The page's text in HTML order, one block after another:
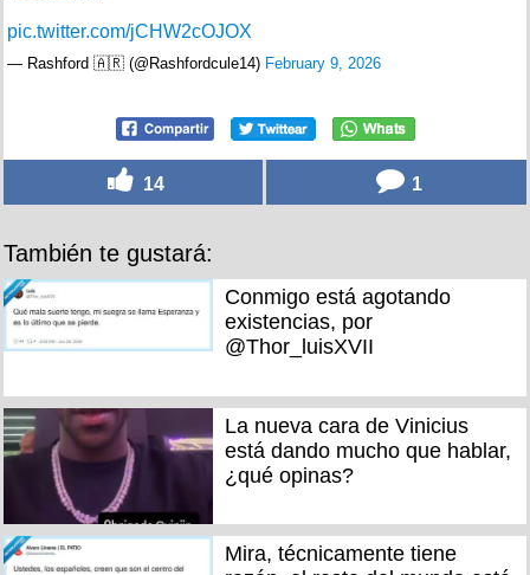
pic.twitter.com/jCHW2cOJOX
— Rashford 🇦🇷 (@Rashfordcule14) February 9, 2026
14 1
También te gustará:
Conmigo está agotando
existencias, por
@Thor_luisXVII
La nueva cara de Vinicius
está dando mucho que hablar,
¿qué opinas?
Mira, técnicamente tiene